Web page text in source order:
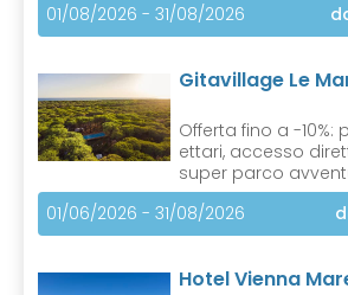
01/08/2026 - 31/08/2026
Gitavillage Le
Offerta fino a -10%:
ettari, accesso
super parco
01/06/2026 - 31/08/2026
Hotel Vienna